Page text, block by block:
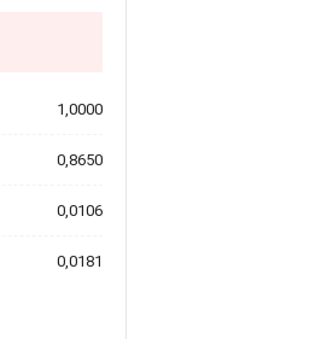
1,0000
0,8650
0,0106
0,0181